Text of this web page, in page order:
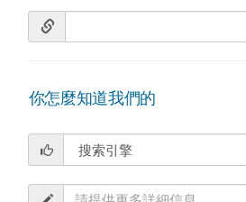
你怎麼知道我們的